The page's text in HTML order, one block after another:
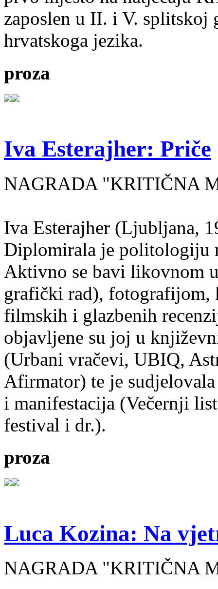
zaposlen u II. i V. splitskoj
hrvatskoga jezika.
proza
Iva Esterajher: Priče
NAGRADA "KRITIČNA
Iva Esterajher (Ljubljana,
Diplomirala je politologiju
Aktivno se bavi likovnom
grafički rad), fotografijom,
filmskih i glazbenih
objavljene su joj u
(Urbani vračevi, UBIQ,
Afirmator) te je
i manifestacija (Večernji
festival i dr.).
proza
Luca Kozina: Na
NAGRADA "KRITIČNA